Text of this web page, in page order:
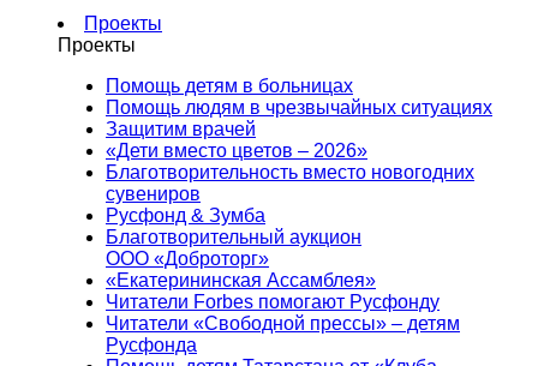
Проекты
Проекты
Помощь детям в больницах
Помощь людям в чрезвычайных ситуациях
Защитим врачей
«Дети вместо цветов – 2026»
Благотворительность вместо новогодних
сувениров
Русфонд & Зумба
Благотворительный аукцион
ООО «Доброторг»
«Екатерининская Ассамблея»
Читатели Forbes помогают Русфонду
Читатели «Свободной прессы» – детям
Русфонда